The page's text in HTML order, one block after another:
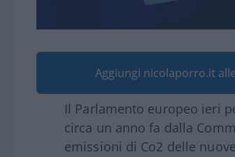
Aggiungi nicolaporro.it
Il Parlamento europeo ieri
circa un anno fa dalla
emissioni di Co2 delle